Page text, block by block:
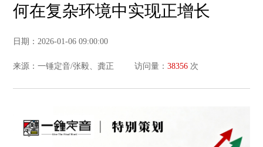
何在复杂环境中实现正增长
日期：2026-01-06 09:00:00
来源：一锤定音/张毅、龚正 访问量：38356 次